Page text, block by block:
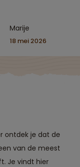
Marije
18 mei 2026
ontdek je dat de
van de meest
Je vindt hier